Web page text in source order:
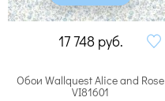
17 748 руб.
Обои Wallquest Alice and Rose
VI81601